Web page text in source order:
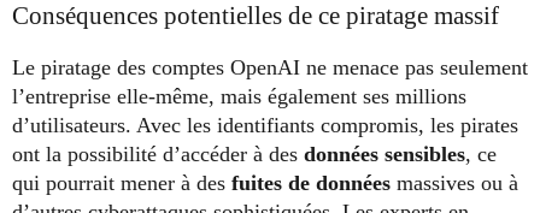
Conséquences potentielles de ce piratage massif
Le piratage des comptes OpenAI ne menace pas seulement
l’entreprise elle-même, mais également ses millions
d’utilisateurs. Avec les identifiants compromis, les pirates
ont la possibilité d’accéder à des données sensibles, ce
qui pourrait mener à des fuites de données massives ou à